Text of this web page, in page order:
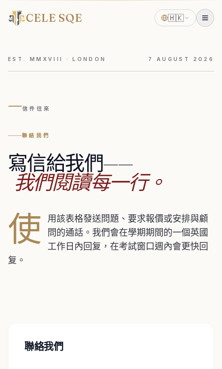
CELE SQE 🇭🇰
EST. MMXVIII · LONDON 7 AUGUST 2026
—信件往來
聯絡我們
寫信給我們——
我們閱讀每一行。
使
用該表格發送問題、要求報價或安排與顧
問的通話。我們會在學期期間的一個英國
工作日內回复，在考試窗口週內會更快回
复。
聯絡我們